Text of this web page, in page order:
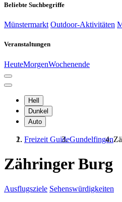
Beliebte Suchbegriffe
Münstermarkt Outdoor-Aktivitäten
Veranstaltungen
HeuteMorgenWochenende
Hell
Dunkel
Auto
Freizeit GuideGundelfingen
Zähringer Burg
Ausflugsziele Sehens­würdigkeiten